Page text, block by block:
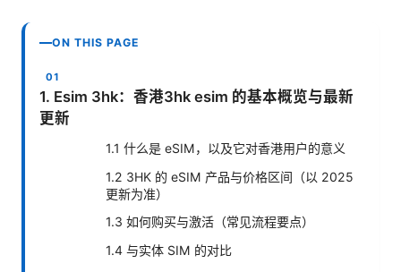
ON THIS PAGE
1. Esim 3hk：香港3hk esim 的基本概览与最新
更新
1.1 什么是 eSIM，以及它对香港用户的意义
1.2 3HK 的 eSIM 产品与价格区间（以 2025
更新为准）
1.3 如何购买与激活（常见流程要点）
1.4 与实体 SIM 的对比